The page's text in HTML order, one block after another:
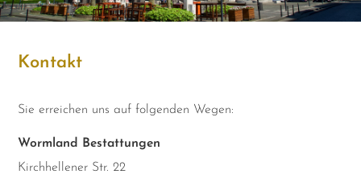
Kontakt
Sie erreichen uns auf folgenden Wegen:
Wormland Bestattungen
Kirchhellener Str. 22